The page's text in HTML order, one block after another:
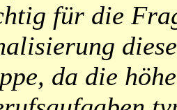
für die
da die